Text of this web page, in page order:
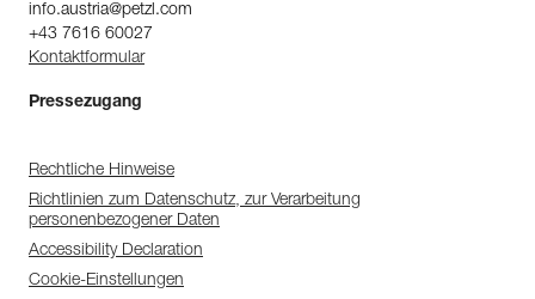
info.austria@petzl.com
+43 7616 60027
Kontaktformular
Pressezugang
Rechtliche Hinweise
Richtlinien zum Datenschutz, zur Verarbeitung
personenbezogener Daten
Accessibility Declaration
Cookie-Einstellungen